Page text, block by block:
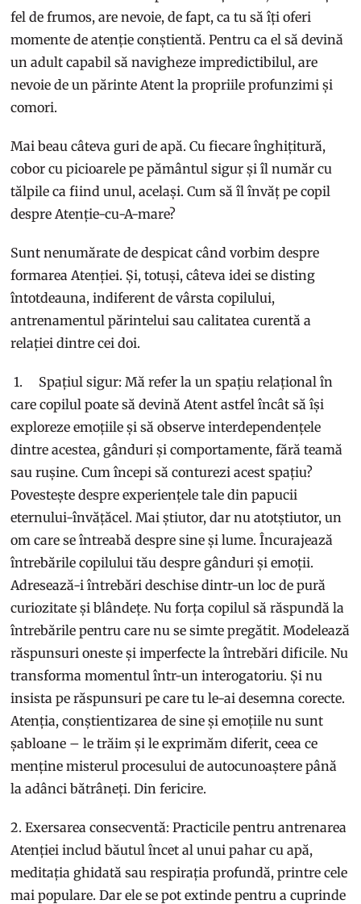
fel de frumos, are nevoie, de fapt, ca tu să îți oferi
momente de atenție conștientă. Pentru ca el să devină
un adult capabil să navigheze impredictibilul, are
nevoie de un părinte Atent la propriile profunzimi și
comori.
Mai beau câteva guri de apă. Cu fiecare înghițitură,
cobor cu picioarele pe pământul sigur și îl număr cu
tălpile ca fiind unul, același. Cum să îl învăț pe copil
despre Atenție-cu-A-mare?
Sunt nenumărate de despicat când vorbim despre
formarea Atenției. Și, totuși, câteva idei se disting
întotdeauna, indiferent de vârsta copilului,
antrenamentul părintelui sau calitatea curentă a
relației dintre cei doi.
1. Spațiul sigur: Mă refer la un spațiu relațional în
care copilul poate să devină Atent astfel încât să își
exploreze emoțiile și să observe interdependențele
dintre acestea, gânduri și comportamente, fără teamă
sau rușine. Cum începi să conturezi acest spațiu?
Povestește despre experiențele tale din papucii
eternului-învățăcel. Mai știutor, dar nu atotștiutor, un
om care se întreabă despre sine și lume. Încurajează
întrebările copilului tău despre gânduri și emoții.
Adresează-i întrebări deschise dintr-un loc de pură
curiozitate și blândețe. Nu forța copilul să răspundă la
întrebările pentru care nu se simte pregătit. Modelează
răspunsuri oneste și imperfecte la întrebări dificile. Nu
transforma momentul într-un interogatoriu. Și nu
insista pe răspunsuri pe care tu le-ai desemna corecte.
Atenția, conștientizarea de sine și emoțiile nu sunt
șabloane – le trăim și le exprimăm diferit, ceea ce
menține misterul procesului de autocunoaștere până
la adânci bătrâneți. Din fericire.
2. Exersarea consecventă: Practicile pentru antrenarea
Atenției includ băutul încet al unui pahar cu apă,
meditația ghidată sau respirația profundă, printre cele
mai populare. Dar ele se pot extinde pentru a cuprinde